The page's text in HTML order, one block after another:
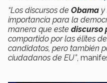
“Los discursos de Obama
importancia para la
manera que este discurso
compartido por las élites
candidatos, pero también
ciudadanos de EU”,